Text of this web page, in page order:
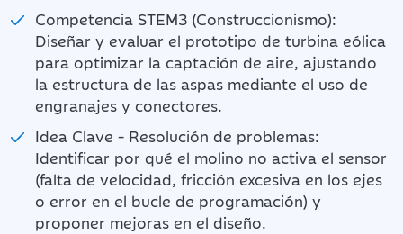
Competencia STEM3 (Construccionismo):
Diseñar y evaluar el prototipo de turbina eólica
para optimizar la captación de aire, ajustando
la estructura de las aspas mediante el uso de
engranajes y conectores.
Idea Clave - Resolución de problemas:
Identificar por qué el molino no activa el sensor
(falta de velocidad, fricción excesiva en los ejes
o error en el bucle de programación) y
proponer mejoras en el diseño.